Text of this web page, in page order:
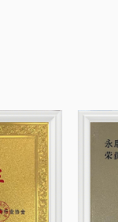
ce qui les
cohérents et